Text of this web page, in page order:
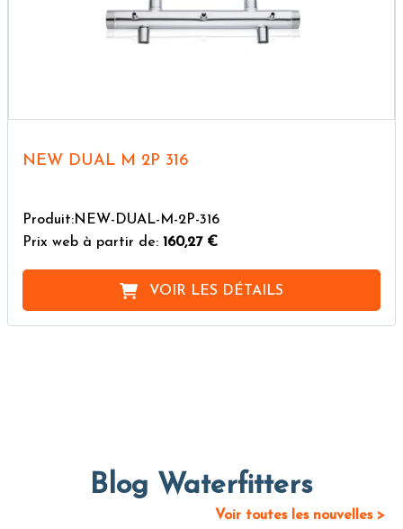
NEW DUAL M 2P 316
Produit:NEW-DUAL-M-2P-316
Prix web à partir de: 160,27 €
VOIR LES DÉTAILS
Blog Waterfitters
Voir toutes les nouvelles >